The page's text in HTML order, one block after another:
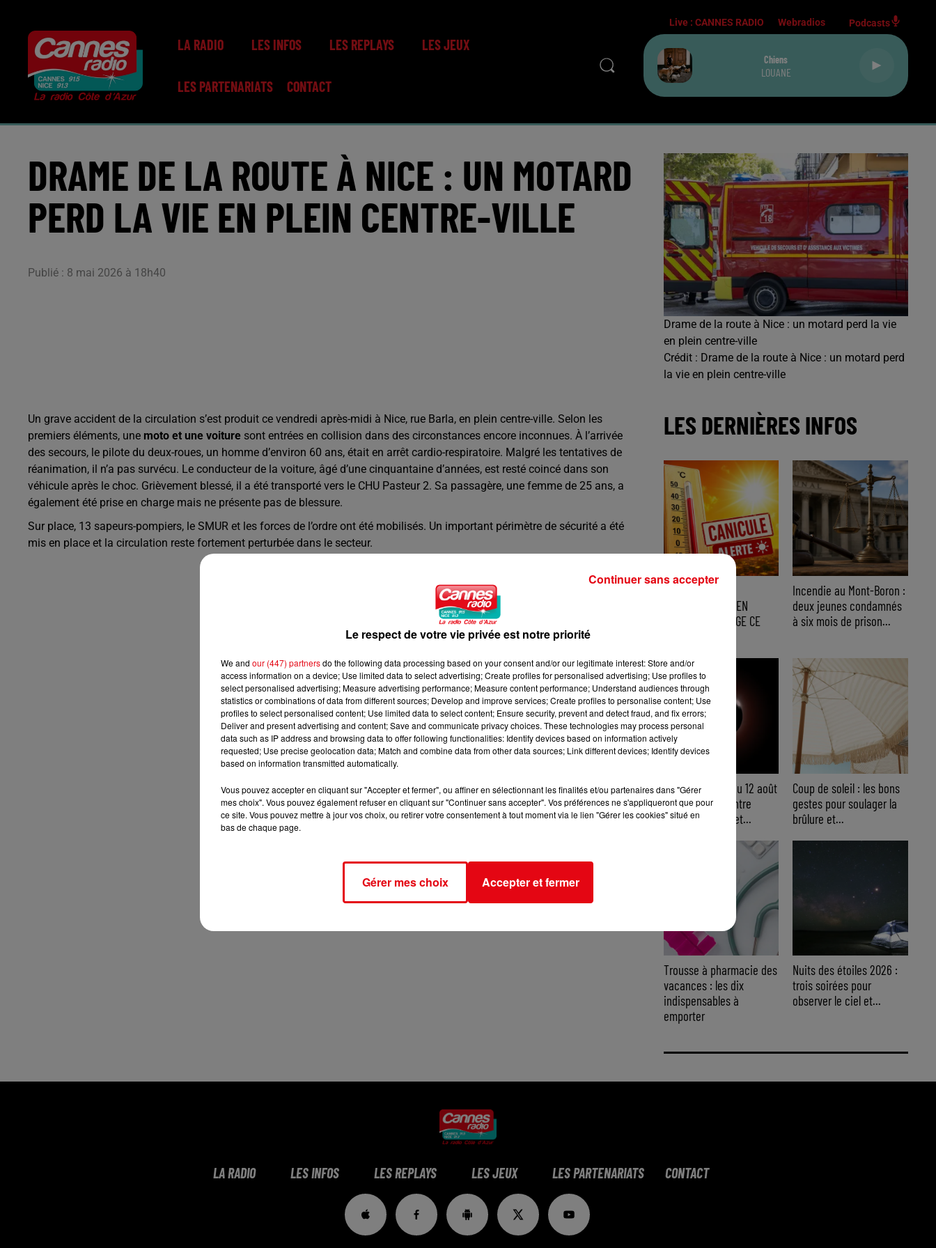
LA RADIO LES INFOS LES REPLAYS LES JEUX
LES PARTENARIATS CONTACT
Live :CANNES RADIO Webradios Podcasts
Chiens
LOUANE
DRAME DE LA ROUTE À NICE : UN MOTARD
PERD LA VIE EN PLEIN CENTRE-VILLE
Publié : 8 mai 2026 à 18h40
Drame de la route à Nice : un motard perd la vie
en plein centre-ville
Crédit : Drame de la route à Nice : un motard perd
la vie en plein centre-ville
Un grave accident de la circulation s’est produit ce vendredi après-midi à Nice, rue Barla, en plein centre-ville. Selon les
premiers éléments, une moto et une voiture sont entrées en collision dans des circonstances encore inconnues. À l’arrivée
des secours, le pilote du deux-roues, un homme d’environ 60 ans, était en arrêt cardio-respiratoire. Malgré les tentatives de
réanimation, il n’a pas survécu. Le conducteur de la voiture, âgé d’une cinquantaine d’années, est resté coincé dans son
véhicule après le choc. Grièvement blessé, il a été transporté vers le CHU Pasteur 2. Sa passagère, une femme de 25 ans, a
également été prise en charge mais ne présente pas de blessure.
Sur place, 13 sapeurs-pompiers, le SMUR et les forces de l’ordre ont été mobilisés. Un important périmètre de sécurité a été
mis en place et la circulation reste fortement perturbée dans le secteur.
LES DERNIÈRES INFOS
CANICULE : 12
DÉPARTEMENTS EN
VIGILANCE ORANGE CE
Incendie au Mont-Boron :
deux jeunes condamnés
à six mois de prison...
Éclipse solaire du 12 août
: où l’observer entre
Cannes et Nice et...
Coup de soleil : les bons
gestes pour soulager la
brûlure et...
Trousse à pharmacie des
vacances : les dix
indispensables à
emporter
Nuits des étoiles 2026 :
trois soirées pour
observer le ciel et...
LA RADIO LES INFOS LES REPLAYS LES JEUX LES PARTENARIATS CONTACT
Le respect de votre vie privée est notre priorité
We and our (447) partnersdo the following data processing based on your consent and/or our legitimate interest: Store and/or
access information on a device; Use limited data to select advertising; Create profiles for personalised advertising; Use profiles to
select personalised advertising; Measure advertising performance; Measure content performance; Understand audiences through
statistics or combinations of data from different sources; Develop and improve services; Create profiles to personalise content; Use
profiles to select personalised content; Use limited data to select content; Ensure security, prevent and detect fraud, and fix errors;
Deliver and present advertising and content; Save and communicate privacy choices. These technologies may process personal
data such as IP address and browsing data to offer following functionalities: Identify devices based on information actively
requested; Use precise geolocation data; Match and combine data from other data sources; Link different devices; Identify devices
based on information transmitted automatically.
Vous pouvez accepter en cliquant sur "Accepter et fermer", ou affiner en sélectionnant les finalités et/ou partenaires dans "Gérer
mes choix". Vous pouvez également refuser en cliquant sur "Continuer sans accepter". Vos préférences ne s'appliqueront que pour
ce site. Vous pouvez mettre à jour vos choix, ou retirer votre consentement à tout moment via le lien "Gérer les cookies" situé en
bas de chaque page.
Gérer mes choix Accepter et fermer
Continuer sans accepter